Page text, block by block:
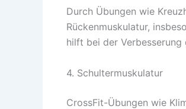
Durch Übungen wie
Rückenmuskulatur,
hilft bei der Verbesserung
4. Schultermuskulatur
CrossFit-Übungen wie